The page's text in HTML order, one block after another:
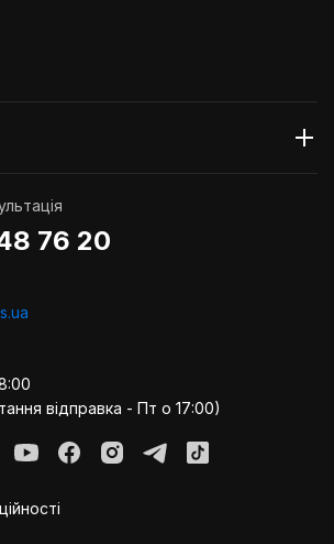
76 20
відправка - Пт о 17:00)